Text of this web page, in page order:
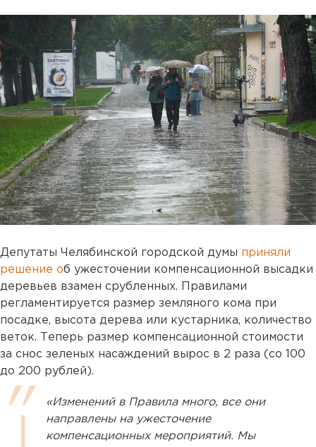
Депутаты Челябинской городской думы приняли
решение об ужесточении компенсационной высадки
деревьев взамен срубленных. Правилами
регламентируется размер земляного кома при
посадке, высота дерева или кустарника, количество
веток. Теперь размер компенсационной стоимости
за снос зеленых насаждений вырос в 2 раза (со 100
до 200 рублей).
«Изменений в Правила много, все они
направлены на ужесточение
компенсационных мероприятий. Мы